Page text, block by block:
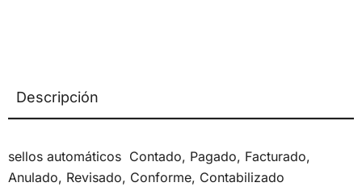
Descripción
sellos automáticos Contado, Pagado, Facturado,
Anulado, Revisado, Conforme, Contabilizado